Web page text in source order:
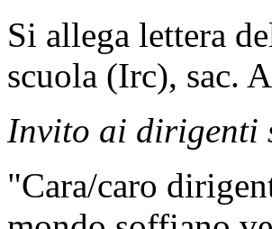
Si allega lettera
scuola (Irc), sac.
Invito ai dirigenti
"Cara/caro